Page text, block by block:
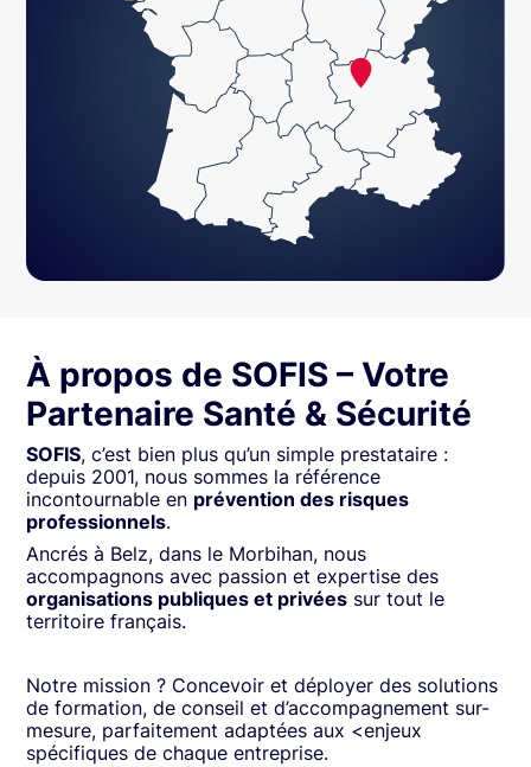
À propos de SOFIS – Votre
Partenaire Santé & Sécurité
SOFIS, c’est bien plus qu’un simple prestataire :
depuis 2001, nous sommes la référence
incontournable en prévention des risques
professionnels.
Ancrés à Belz, dans le Morbihan, nous
accompagnons avec passion et expertise des
organisations publiques et privées sur tout le
territoire français.
Notre mission ? Concevoir et déployer des solutions
de formation, de conseil et d’accompagnement sur-
mesure, parfaitement adaptées aux <enjeux
spécifiques de chaque entreprise.